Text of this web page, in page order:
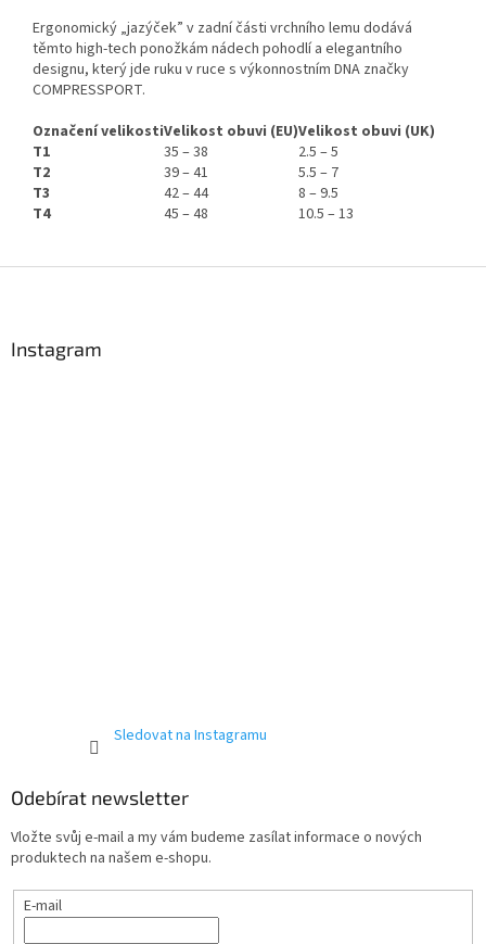
Ergonomický „jazýček” v zadní části vrchního lemu dodává
těmto high-tech ponožkám nádech pohodlí a elegantního
designu, který jde ruku v ruce s výkonnostním DNA značky
COMPRESSPORT.
Označení velikostiVelikost obuvi (EU)Velikost obuvi (UK)
T1
35 – 38
2.5 – 5
T2
39 – 41
5.5 – 7
T3
42 – 44
8 – 9.5
T4
45 – 48 10.5 – 13
Instagram
Sledovat na Instagramu
Odebírat newsletter
Vložte svůj e-mail a my vám budeme zasílat informace o nových
produktech na našem e-shopu.
E-mail